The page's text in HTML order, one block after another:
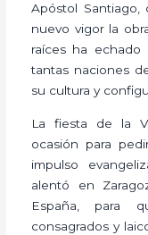
Apóstol
nuevo vigor la
raíces ha echado
tantas naciones
su cultura y
La fiesta de la
ocasión para
impulso
alentó en
España, para
consagrados y